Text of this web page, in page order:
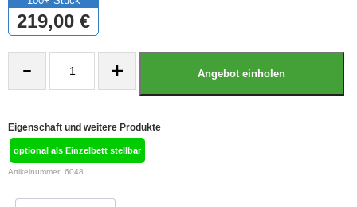
219,00 €
Etagenbett
Stahl
mit
Menge
Angebot einholen
Eigenschaft und weitere Produkte
optional als Einzelbett stellbar
Artikelnummer: 6048